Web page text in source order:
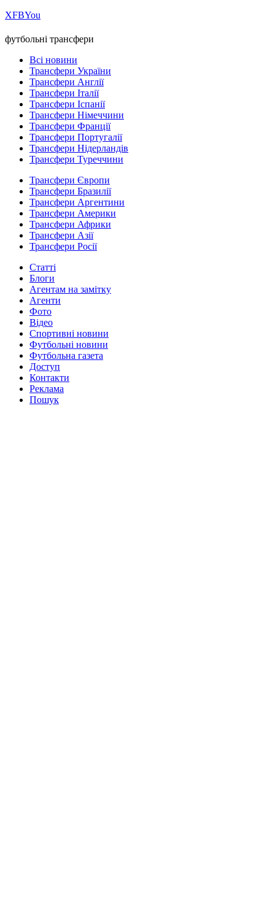
ХFBYou
футбольні трансфери
Всі новини
Трансфери України
Трансфери Англії
Трансфери Італії
Трансфери Іспанії
Трансфери Німеччини
Трансфери Франції
Трансфери Португалії
Трансфери Нідерландів
Трансфери Туреччини
Трансфери Європи
Трансфери Бразилії
Трансфери Аргентини
Трансфери Америки
Трансфери Африки
Трансфери Азії
Трансфери Росії
Статті
Блоги
Агентам на замітку
Агенти
Фото
Відео
Спортивні новини
Футбольні новини
Футбольна газета
Доступ
Контакти
Реклама
Пошук